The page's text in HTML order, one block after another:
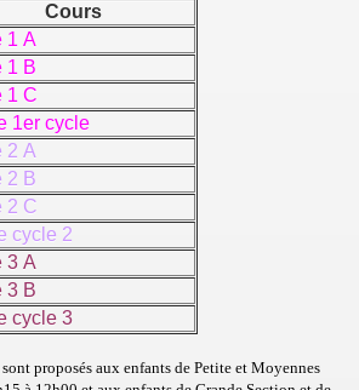
Cours
1 A
1 B
1 C
1er cycle
2 A
2 B
2 C
cycle 2
3 A
3 B
cycle 3
proposés aux enfants de Petite et Moyennes